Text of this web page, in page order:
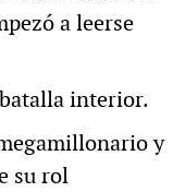
a leerse
interior.
y
su rol